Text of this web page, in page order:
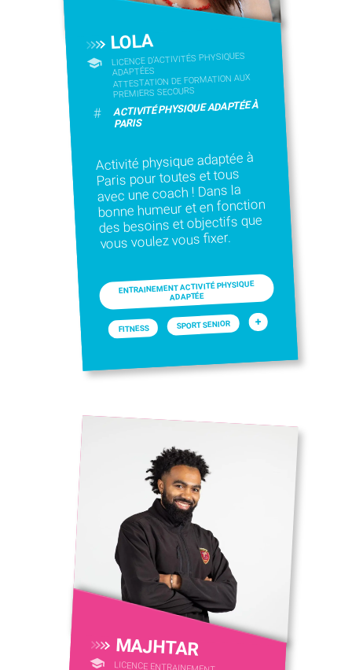
LOLA
LICENCE D’ACTIVITÉS PHYSIQUES
ADAPTÉES
ATTESTATION DE FORMATION AUX
PREMIERS SECOURS
# ACTIVITÉ PHYSIQUE ADAPTÉE À
PARIS
Activité physique adaptée à
Paris pour toutes et tous
avec une coach ! Dans la
bonne humeur et en fonction
des besoins et objectifs que
vous voulez vous fixer.
ENTRAINEMENT ACTIVITÉ PHYSIQUE
ADAPTÉE
FITNESS SPORT SENIOR +
MAJHTAR